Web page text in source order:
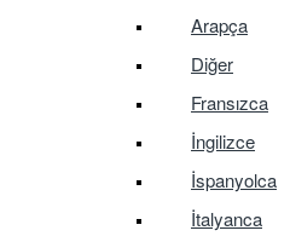
Arapça
Diğer
Fransızca
İngilizce
İspanyolca
İtalyanca